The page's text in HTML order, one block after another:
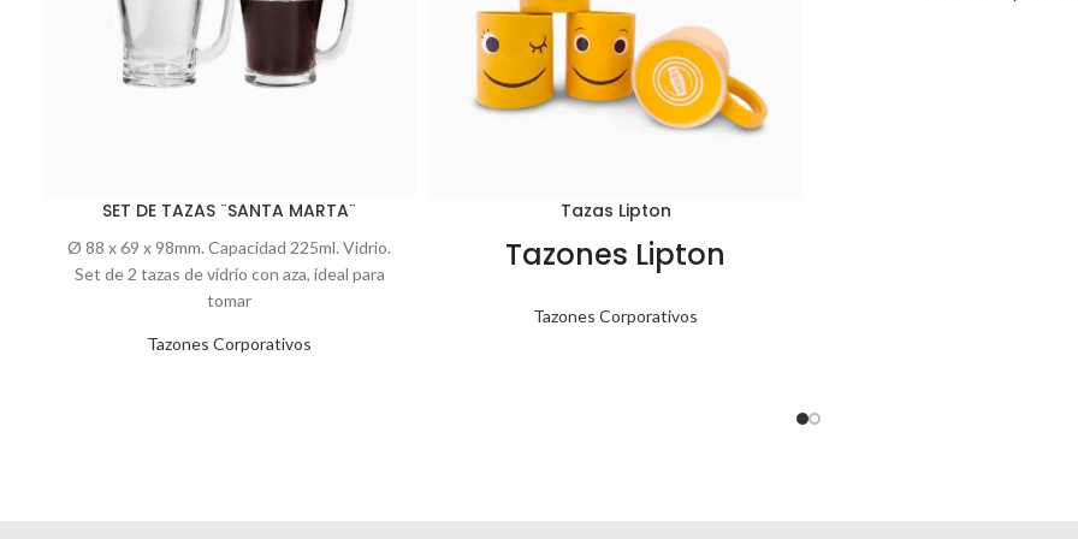
SET DE TAZAS ¨SANTA MARTA¨
Tazones Corporativos
Ø 88 x 69 x 98mm. Capacidad 225ml. Vidrio.
Set de 2 tazas de vidrio con aza, ideal para
tomar
Tazas Lipton
Tazones Corporativos
Tazones Lipton